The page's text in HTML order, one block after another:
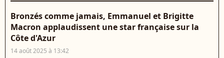
Bronzés comme jamais, Emmanuel et Brigitte
Macron applaudissent une star française sur la
Côte d'Azur
14 août 2025 à 13:42